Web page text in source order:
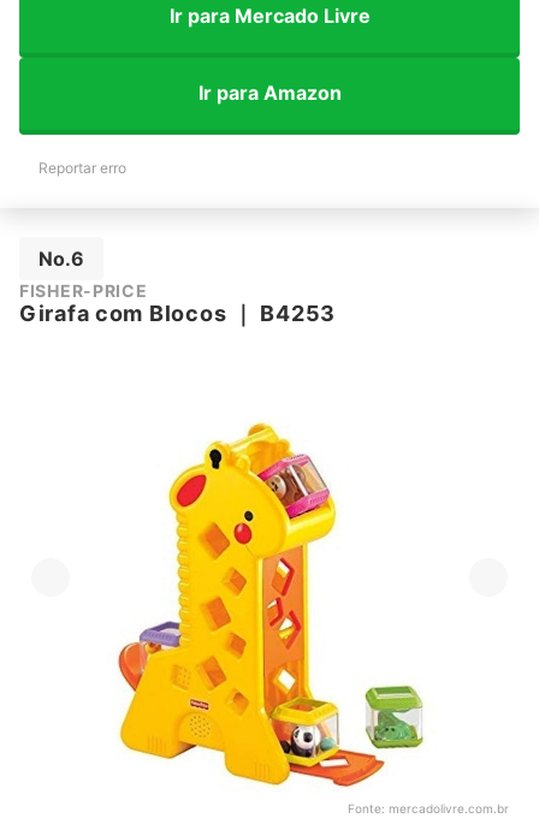
Ir para Mercado Livre
Ir para Amazon
Reportar erro
No.6
FISHER-PRICE
Girafa com Blocos ｜ B4253
Fonte: mercadolivre.com.br